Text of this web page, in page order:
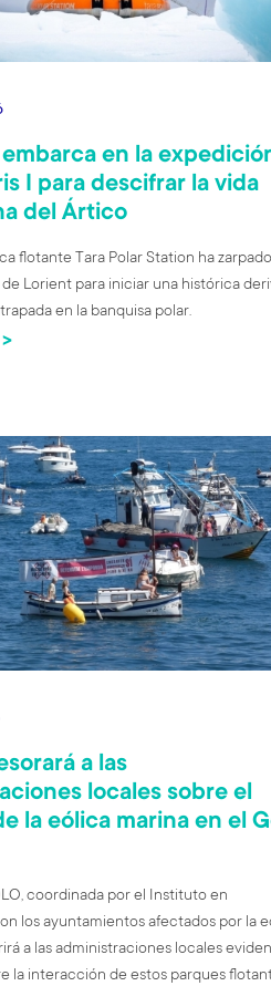
embarca en la
I para descifrar la vida
del Ártico
flotante Tara Polar Station ha
Lorient para iniciar una histórica
en la banquisa polar.
a las
locales sobre el
la eólica marina en el
coordinada por el Instituto en
los ayuntamientos afectados por la
a las administraciones locales
la interacción de estos parques